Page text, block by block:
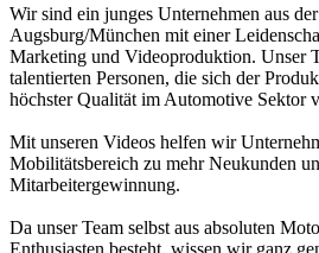
Wir sind ein junges Unternehmen aus
Augsburg/München mit einer
Marketing und Videoproduktion. Unser
talentierten Personen, die sich der
höchster Qualität im Automotive Sektor
Mit unseren Videos helfen wir
Mobilitätsbereich zu mehr Neukunden
Mitarbeitergewinnung.
Da unser Team selbst aus absoluten
Enthusiasten besteht, wissen wir ganz